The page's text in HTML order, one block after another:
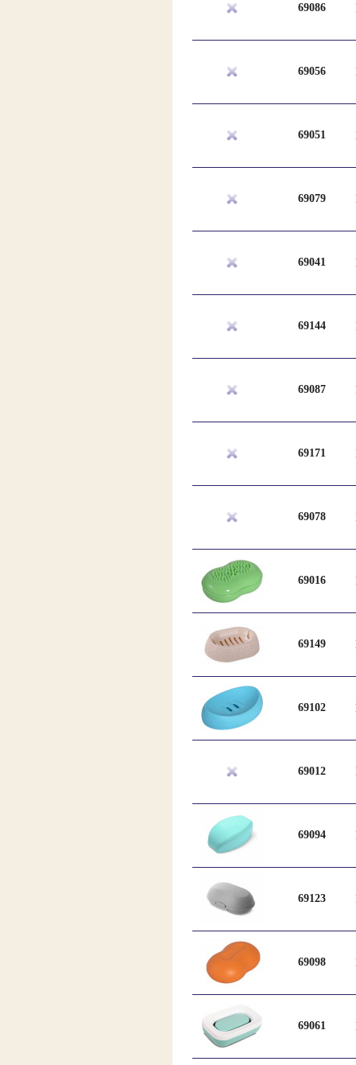
69086
69056
69051
69079
69041
69144
69087
69171
69078
69016
69149
69102
69012
69094
69123
69098
69061